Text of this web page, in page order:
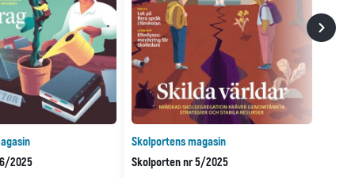
2025
Skolportens magasin
Skolporten nr 5/2025